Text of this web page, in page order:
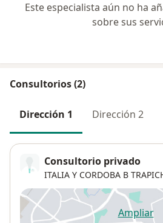
Este especialista aún no ha
sobre sus
Consultorios (2)
Dirección 1 Dirección 2
Consultorio privado
ITALIA Y CORDOBA B
Ampliar
se